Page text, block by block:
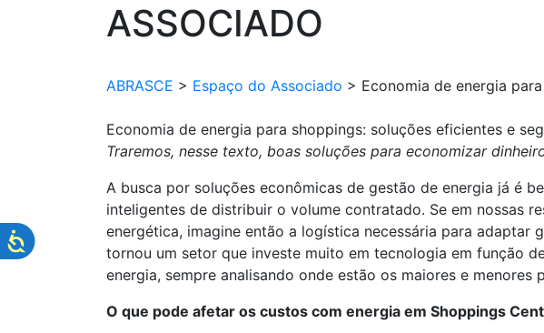
ASSOCIADO
ABRASCE > Espaço do Associado > Economia de energia
Economia de energia para shoppings: soluções eficientes e
Traremos, nesse texto, boas soluções para economizar
A busca por soluções econômicas de gestão de energia já é
inteligentes de distribuir o volume contratado. Se em nossas
energética, imagine então a logística necessária para adaptar
tornou um setor que investe muito em tecnologia em função
energia, sempre analisando onde estão os maiores e menores
O que pode afetar os custos com energia em Shoppings